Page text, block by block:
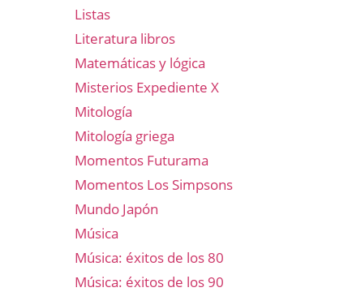
Listas
Literatura libros
Matemáticas y lógica
Misterios Expediente X
Mitología
Mitología griega
Momentos Futurama
Momentos Los Simpsons
Mundo Japón
Música
Música: éxitos de los 80
Música: éxitos de los 90